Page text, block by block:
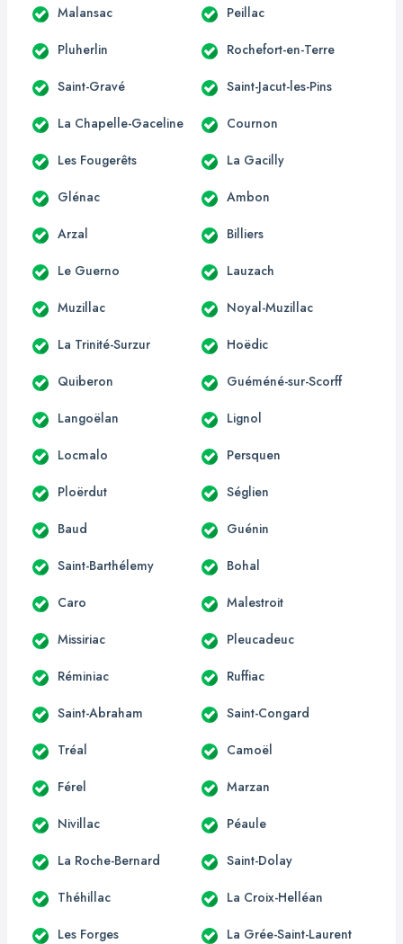
Malansac Peillac
Pluherlin Rochefort-en-Terre
Saint-Gravé Saint-Jacut-les-Pins
La Chapelle-Gaceline Cournon
Les Fougerêts La Gacilly
Glénac Ambon
Arzal Billiers
Le Guerno Lauzach
Muzillac Noyal-Muzillac
La Trinité-Surzur Hoëdic
Quiberon Guéméné-sur-Scorff
Langoëlan Lignol
Locmalo Persquen
Ploërdut Séglien
Baud Guénin
Saint-Barthélemy Bohal
Caro Malestroit
Missiriac Pleucadeuc
Réminiac Ruffiac
Saint-Abraham Saint-Congard
Tréal Camoël
Férel Marzan
Nivillac Péaule
La Roche-Bernard Saint-Dolay
Théhillac La Croix-Helléan
Les Forges La Grée-Saint-Laurent